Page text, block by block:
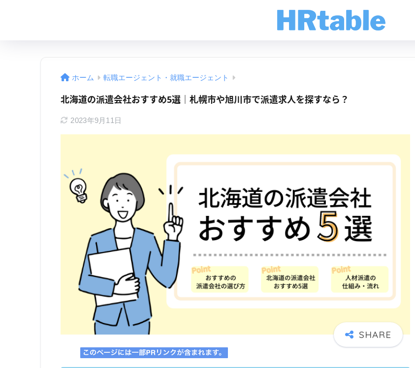
ホーム 転職エージェント・就職エージェント
北海道の派遣会社おすすめ5選｜札幌市や旭川市で派遣求人を探すなら？
2023年9月11日